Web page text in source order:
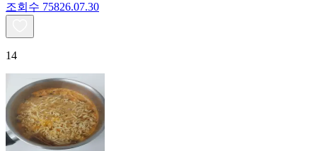
조회수 75826.07.30
14